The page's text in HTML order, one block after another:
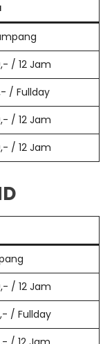
/ 12 Jam
/ Fullday
/ 12 Jam
/ 12 Jam
/ 12 Jam
/ Fullday